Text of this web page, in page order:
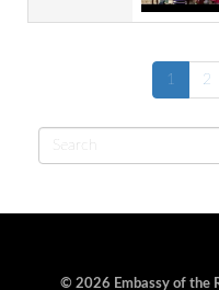
1 2
Search
form
© 2026 Embassy of the